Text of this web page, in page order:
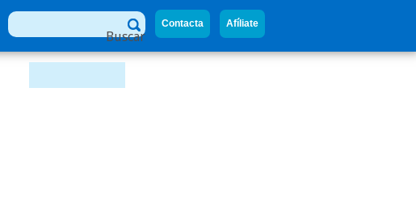
Buscar
Contacta Afíliate